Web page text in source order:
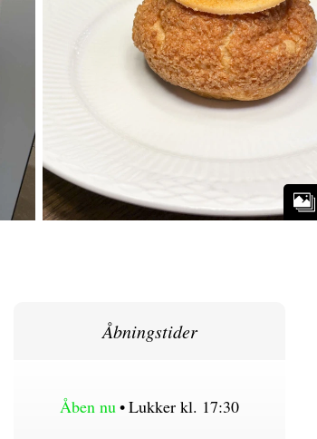
Åbningstider
Åben nu•Lukker kl. 17:30